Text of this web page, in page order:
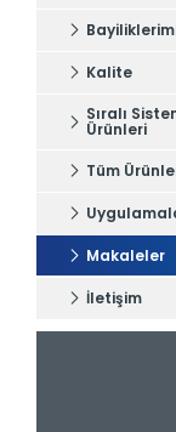
Kalite
Sıralı
Ürünleri
Tüm
Makaleler
İletişim